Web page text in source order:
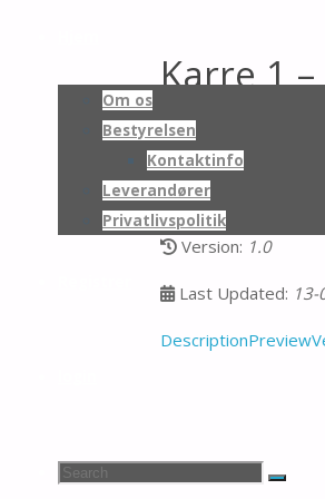
Om os
Bestyrelsen
Kontaktinfo
Leverandører
Privatlivspolitik
Search
Search
Search
Karre 1
Download
0 Downloads
Version: 1.0
Last Updated:
DescriptionPreview